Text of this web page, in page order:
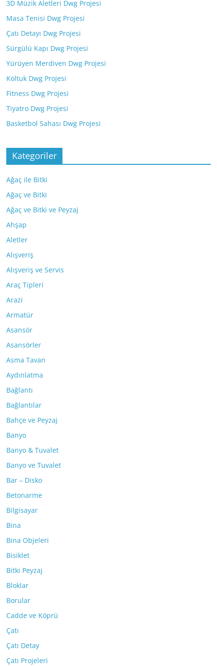
3D Müzik Aletleri Dwg Projesi
Masa Tenisi Dwg Projesi
Çatı Detayı Dwg Projesi
Sürgülü Kapı Dwg Projesi
Yürüyen Merdiven Dwg Projesi
Koltuk Dwg Projesi
Fitness Dwg Projesi
Tiyatro Dwg Projesi
Basketbol Sahası Dwg Projesi
Kategoriler
Ağaç ile Bitki
Ağaç ve Bitki
Ağaç ve Bitki ve Peyzaj
Ahşap
Aletler
Alışveriş
Alışveriş ve Servis
Araç Tipleri
Arazi
Armatür
Asansör
Asansörler
Asma Tavan
Aydınlatma
Bağlantı
Bağlantılar
Bahçe ve Peyzaj
Banyo
Banyo & Tuvalet
Banyo ve Tuvalet
Bar – Disko
Betonarme
Bilgisayar
Bina
Bina Objeleri
Bisiklet
Bitki Peyzaj
Bloklar
Borular
Cadde ve Köprü
Çatı
Çatı Detay
Çatı Projeleri